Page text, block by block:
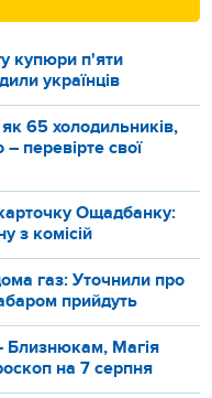
купюри п'яти
українців
65 холодильників,
перевірте свої
Ощадбанку:
з комісій
газ: Уточнили про
прийдуть
Близнюкам, Магія
на 7 серпня